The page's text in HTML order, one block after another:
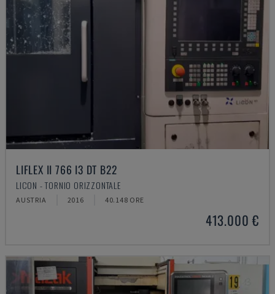
LIFLEX II 766 I3 DT B22
LICON - TORNIO ORIZZONTALE
AUSTRIA 2016 40.148 ORE
413.000 €